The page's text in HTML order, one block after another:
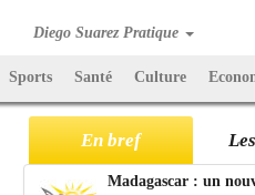
Diego Suarez Pratique
Sports Santé Culture
En bref
Madagascar : un